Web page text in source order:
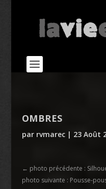
OMBRES
par rvmarec| 23 Août
← photo précédente :
photo suivante : Pousse-